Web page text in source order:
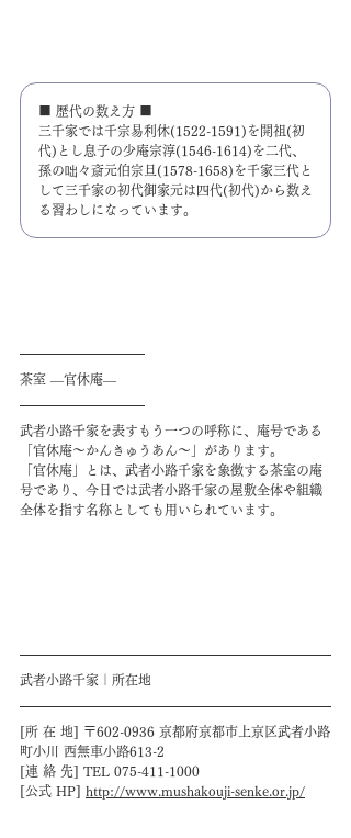
■ 歴代の数え方 ■
三千家では千宗易利休(1522-1591)を開祖(初
代)とし息子の少庵宗淳(1546-1614)を二代、
孫の咄々斎元伯宗旦(1578-1658)を千家三代と
して三千家の初代御家元は四代(初代)から数え
る習わしになっています。
茶室 ―官休庵―
武者小路千家を表すもう一つの呼称に、庵号である
「官休庵～かんきゅうあん～」があります。
「官休庵」とは、武者小路千家を象徴する茶室の庵
号であり、今日では武者小路千家の屋敷全体や組織
全体を指す名称としても用いられています。
武者小路千家｜所在地
[所 在 地] 〒602-0936 京都府京都市上京区武者小路
町小川 西無車小路613-2
[連 絡 先] TEL 075-411-1000
[公式 HP] http://www.mushakouji-senke.or.jp/